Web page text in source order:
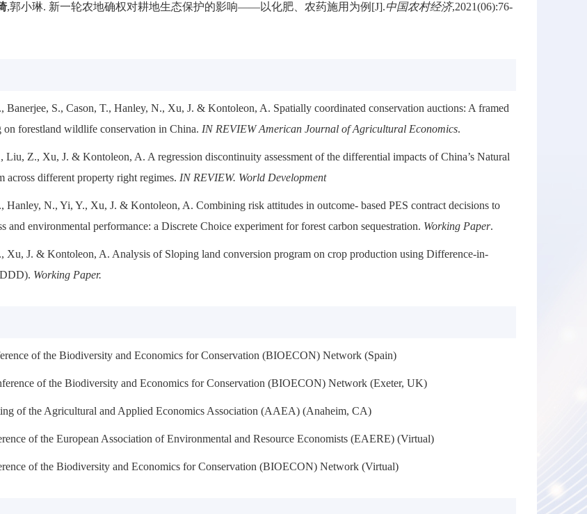
,郭小琳. 新一轮农地确权对耕地生态保护的影响——以化肥、农药施用为例[J].中国农村经济,2021(06):76-
Banerjee, S., Cason, T., Hanley, N., Xu, J. & Kontoleon, A. Spatially coordinated conservation auctions: A framed
forestland wildlife conservation in China. IN REVIEW American Journal of Agricultural Economics.
Liu, Z., Xu, J. & Kontoleon, A. A regression discontinuity assessment of the differential impacts of China’s Natural
across different property right regimes. IN REVIEW. World Development
Hanley, N., Yi, Y., Xu, J. & Kontoleon, A. Combining risk attitudes in outcome- based PES contract decisions to
and environmental performance: a Discrete Choice experiment for forest carbon sequestration. Working Paper.
Xu, J. & Kontoleon, A. Analysis of Sloping land conversion program on crop production using Difference-in-
Working Paper.
of the Biodiversity and Economics for Conservation (BIOECON) Network (Spain)
of the Biodiversity and Economics for Conservation (BIOECON) Network (Exeter, UK)
of the Agricultural and Applied Economics Association (AAEA) (Anaheim, CA)
of the European Association of Environmental and Resource Economists (EAERE) (Virtual)
of the Biodiversity and Economics for Conservation (BIOECON) Network (Virtual)